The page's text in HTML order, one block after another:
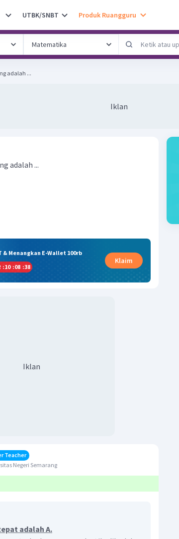
UTBK/SNBT Produk Ruangguru
adalah ...
Iklan
adalah ...
Menangkan E-Wallet 100rb
:10 :08 :37
Klaim
Iklan
Teacher
Negeri Semarang
adalah A.